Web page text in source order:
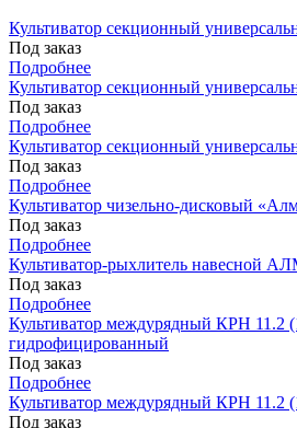
Культиватор секционный
Под заказ
Подробнее
Культиватор секционный
Под заказ
Подробнее
Культиватор секционный
Под заказ
Подробнее
Культиватор чизельно-дисковый
Под заказ
Подробнее
Культиватор-рыхлитель навесной
Под заказ
Подробнее
Культиватор междурядный КРН 11.2
гидрофицированный
Под заказ
Подробнее
Культиватор междурядный КРН 11.2
Под заказ